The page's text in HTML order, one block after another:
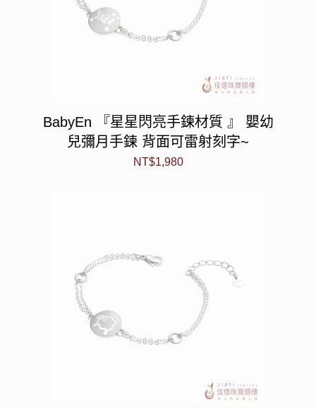
BabyEn 『星星閃亮手鍊材質 』 嬰幼
兒彌月手鍊 背面可雷射刻字~
NT$1,980